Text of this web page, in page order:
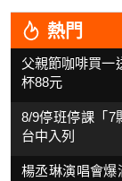
熱門
父親節咖啡買
杯88元
8/9停班停課「
台中入列
楊丞琳演唱會爆